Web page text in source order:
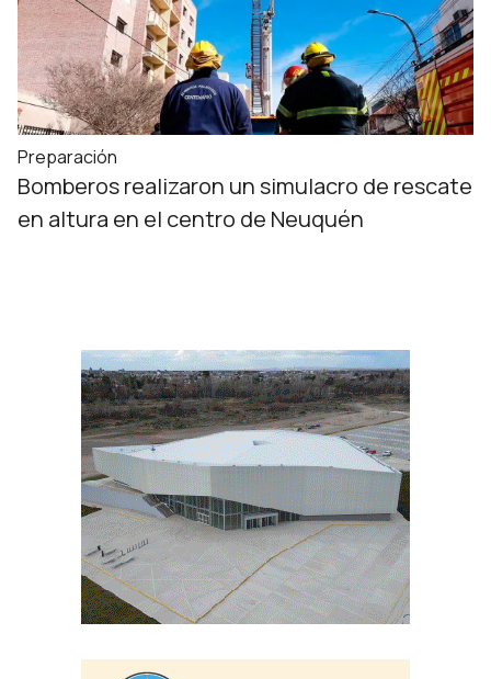
Preparación
Bomberos realizaron un simulacro de rescate
en altura en el centro de Neuquén